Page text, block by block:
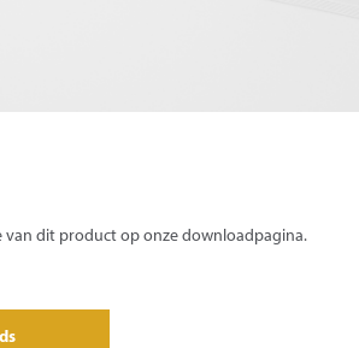
van dit product op onze downloadpagina.